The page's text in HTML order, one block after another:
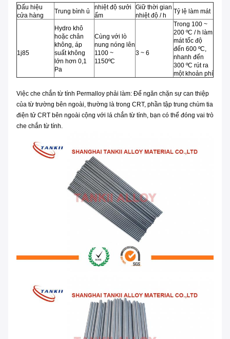
Dấu hiệu
cửa hàng
Trung bình ủ
nhiệt độ sưởi
ấm
Giữ thời gian
nhiệt độ / h
Tỷ lệ làm mát
1j85
Hydro khô
hoặc chân
không, áp
suất không
lớn hơn 0,1
Pa
Cùng với lò
nung nóng lên
1100 ~
1150ºC
3 ~ 6
Trong 100 ~
200 ºC / h làm
mát tốc độ
đến 600 ºC,
nhanh đến
300 ºC rút ra
một khoản phí
Việc che chắn từ tính Permalloy phải làm: Để ngăn chặn sự can thiệp
của từ trường bên ngoài, thường là trong CRT, phần tập trung chùm tia
điện tử CRT bên ngoài cộng với lá chắn từ tính, bạn có thể đóng vai trò
che chắn từ tính.